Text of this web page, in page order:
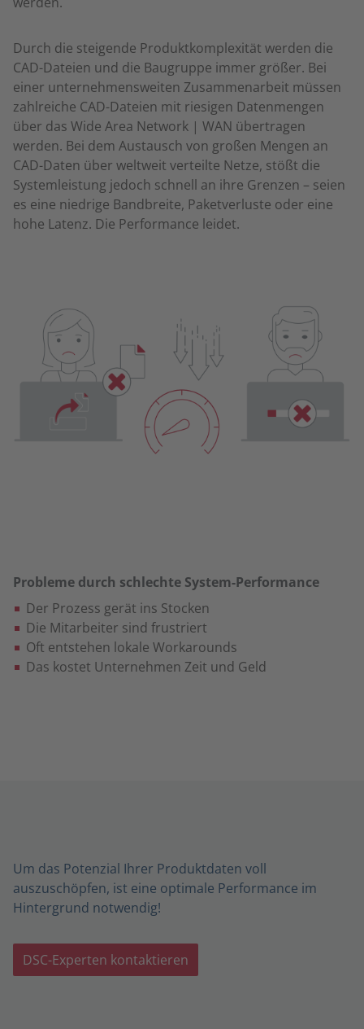
Durch die steigende Produktkomplexität werden die
CAD-Dateien und die Baugruppe immer größer. Bei
einer unternehmensweiten Zusammenarbeit müssen
zahlreiche CAD-Dateien mit riesigen Datenmengen
über das Wide Area Network | WAN übertragen
werden. Bei dem Austausch von großen Mengen an
CAD-Daten über weltweit verteilte Netze, stößt die
Systemleistung jedoch schnell an ihre Grenzen – seien
es eine niedrige Bandbreite, Paketverluste oder eine
hohe Latenz. Die Performance leidet.
Probleme durch schlechte System-Performance
Der Prozess gerät ins Stocken
Die Mitarbeiter sind frustriert
Oft entstehen lokale Workarounds
Das kostet Unternehmen Zeit und Geld
Um das Potenzial Ihrer Produktdaten voll
auszuschöpfen, ist eine optimale Performance im
Hintergrund notwendig!
DSC-Experten kontaktieren